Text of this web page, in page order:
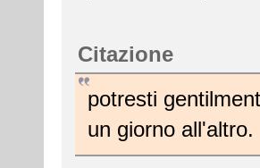
Citazione
potresti
un giorno all'altro.